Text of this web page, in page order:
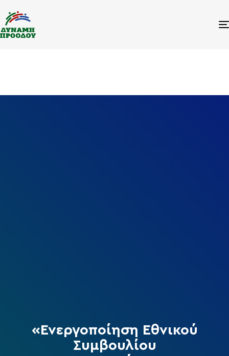
«Ενεργοποίηση Εθνικού
Συμβουλίου